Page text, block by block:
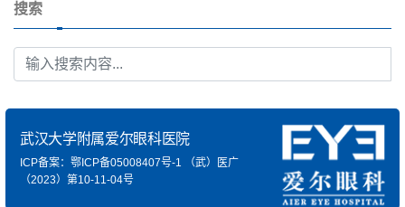
搜索
武汉大学附属爱尔眼科医院
ICP备案：鄂ICP备05008407号-1 （武）医广
（2023）第10-11-04号